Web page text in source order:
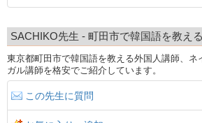
SACHIKO先生 - 町田市で韓国語を教え
東京都町田市で韓国語を教える外国人講師、ネ
ガル講師を格安でご紹介しています。
この先生に質問